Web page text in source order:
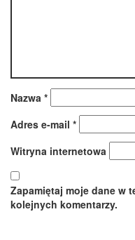
Nazwa *
Adres e-mail *
Witryna internetowa
Zapamiętaj moje dane w
kolejnych komentarzy.